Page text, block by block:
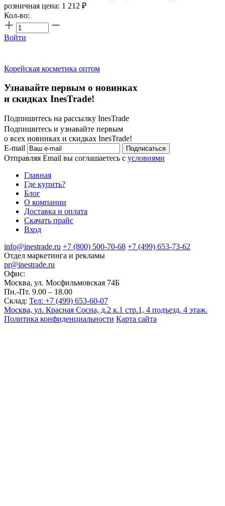
розничная цена: 1 212 ₽
Кол-во:
Войти
Корейская косметика оптом
Узнавайте первым о новинках
и скидках InesTrade!
Подпишитесь на рассылку InesTrade
Подпишитесь и узнавайте первым
о всех новинках и скидках InesTrade!
E-mail
Подписаться
Отправляя Email вы соглашаетесь с условиями
Главная
Где купить?
Блог
О компании
Доставка и оплата
Скачать прайс
Вход
info@inestrade.ru +7 (800) 500-70-68 +7 (499) 653-73-62
Отдел маркетинга и рекламы
pr@inestrade.ru
Офис:
Москва, ул. Мосфильмовская 74Б
Пн.-Пт. 9.00 – 18.00
Склад: Тел: +7 (499) 653-60-07
Москва, ул. Красная Сосна, д.2 к.1 стр.1, 4 подъезд, 4 этаж.
Политика конфиденциальности Карта сайта